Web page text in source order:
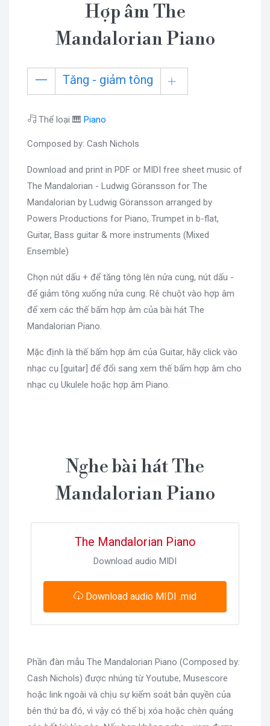
Hợp âm The
Mandalorian Piano
Tăng - giảm tông
Thể loại 🎹 Piano
Composed by: Cash Nichols
Download and print in PDF or MIDI free sheet music of
The Mandalorian - Ludwig Göransson for The
Mandalorian by Ludwig Göransson arranged by
Powers Productions for Piano, Trumpet in b-flat,
Guitar, Bass guitar & more instruments (Mixed
Ensemble)
Chọn nút dấu + để tăng tông lên nửa cung, nút dấu -
để giảm tông xuống nửa cung. Rê chuột vào hợp âm
để xem các thế bấm hợp âm của bài hát The
Mandalorian Piano.
Mặc định là thế bấm hợp âm của Guitar, hãy click vào
nhạc cụ [guitar] để đổi sang xem thế bấm hợp âm cho
nhạc cụ Ukulele hoặc hợp âm Piano.
Nghe bài hát The
Mandalorian Piano
The Mandalorian Piano
Download audio MIDI
Download audio MIDI .mid
Phần đàn mẫu The Mandalorian Piano (Composed by:
Cash Nichols) được nhúng từ Youtube, Musescore
hoặc link ngoài và chịu sự kiểm soát bản quyền của
bên thứ ba đó, vì vậy có thể bị xóa hoặc chèn quảng